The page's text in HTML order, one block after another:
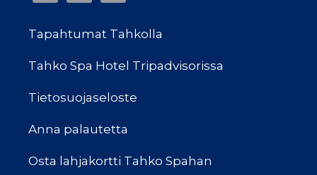
Tapahtumat Tahkolla
Tahko Spa Hotel Tripadvisorissa
Tietosuojaseloste
Anna palautetta
Osta lahjakortti Tahko Spahan